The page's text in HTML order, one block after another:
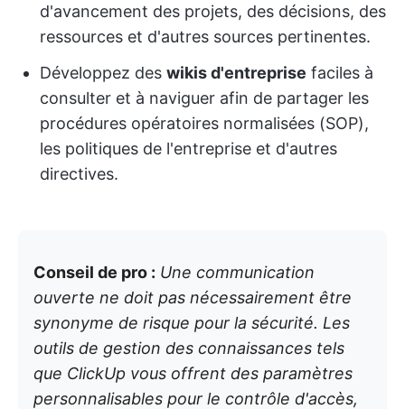
d'avancement des projets, des décisions, des
ressources et d'autres sources pertinentes.
Développez des wikis d'entreprise faciles à
consulter et à naviguer afin de partager les
procédures opératoires normalisées (SOP),
les politiques de l'entreprise et d'autres
directives.
Conseil de pro : Une communication
ouverte ne doit pas nécessairement être
synonyme de risque pour la sécurité. Les
outils de gestion des connaissances tels
que ClickUp vous offrent des paramètres
personnalisables pour le contrôle d'accès,